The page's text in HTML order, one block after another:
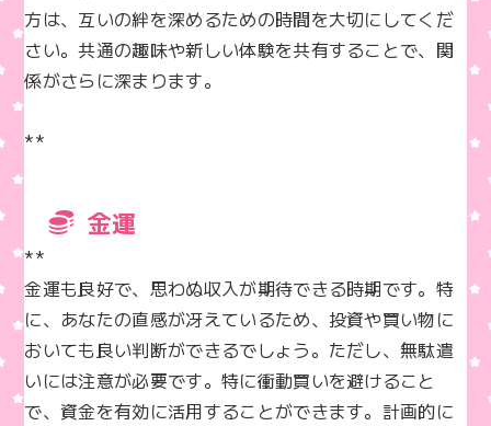
方は、互いの絆を深めるための時間を大切にしてくだ
さい。共通の趣味や新しい体験を共有することで、関
係がさらに深まります。
**
金運
**
金運も良好で、思わぬ収入が期待できる時期です。特
に、あなたの直感が冴えているため、投資や買い物に
おいても良い判断ができるでしょう。ただし、無駄遣
いには注意が必要です。特に衝動買いを避けること
で、資金を有効に活用することができます。計画的に